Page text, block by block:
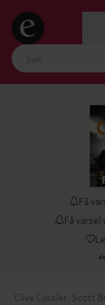
Få
Få
Clive Cussler Scott